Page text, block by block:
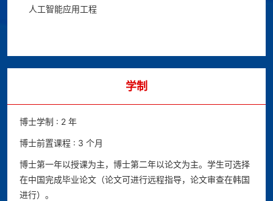
人工智能应用工程
学制
博士学制 : 2 年
博士前置课程 : 3 个月
博士第一年以授课为主，博士第二年以论文为主。学生可选择
在中国完成毕业论文（论文可进行远程指导，论文审查在韩国
进行）。